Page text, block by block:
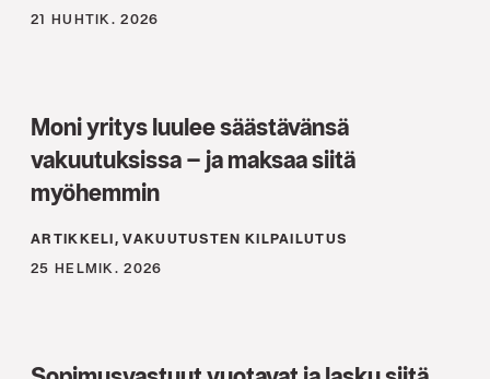
21 HUHTIK. 2026
Moni yritys luulee säästävänsä
vakuutuksissa – ja maksaa siitä
myöhemmin
ARTIKKELI, VAKUUTUSTEN KILPAILUTUS
25 HELMIK. 2026